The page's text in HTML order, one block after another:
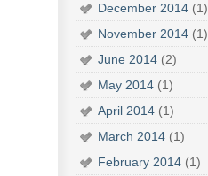
December 2014 (1)
November 2014 (1)
June 2014 (2)
May 2014 (1)
April 2014 (1)
March 2014 (1)
February 2014 (1)